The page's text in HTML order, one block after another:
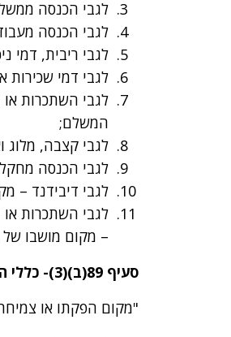
לגבי הכנסה
לגבי הכנסה
לגבי ריבית, דמי
לגבי דמי
לגבי השתכרות
המשלם;
לגבי קצבה,
לגבי הכנסה
לגבי דיבידנד –
– מקום מושבו
סעיף 89(ב)(3)- כללי המקור של הכנסה הונית:
"מקום הפקתו או